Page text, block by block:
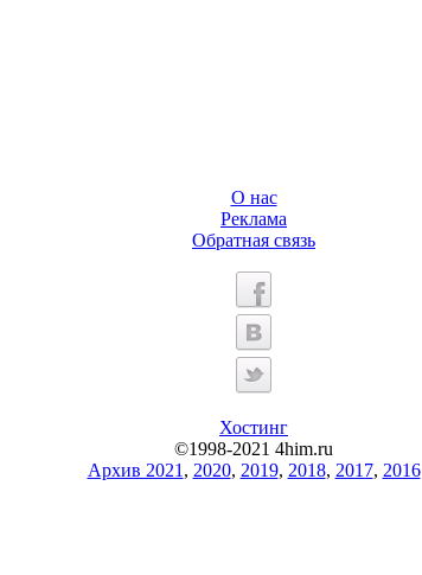
О нас
Реклама
Обратная связь
Хостинг
©1998-2021 4him.ru
Архив 2021 , 2020, 2019, 2018, 2017, 2016